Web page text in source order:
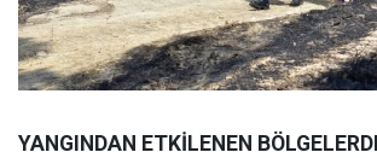
YANGINDAN ETKİLENEN